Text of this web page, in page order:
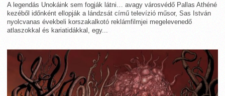
A legendás Unokáink sem fogják látni… avagy városvédő Pallas Athéné
kezéből időnként ellopják a lándzsát című televízió műsor, Sas István
nyolcvanas évekbeli korszakalkotó reklámfilmjei megelevenedő
atlaszokkal és kariatidákkal, egy...